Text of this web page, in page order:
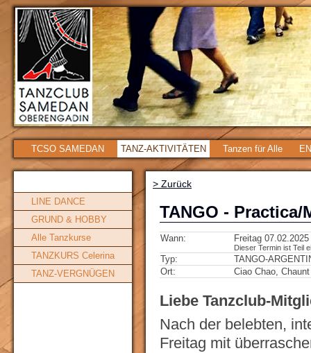
TCSO SAMEDAN TANZ-AKTIVITÄTEN Tanzen für Alle
LINE DANCE
GRUND & HOBBY
Alle Tanzkurse
TANZKURS Celerina
TANZ-VERGNÜGEN
> Zurück
TANGO -
Wann: Freitag
Dieser Termin ist Teil
Typ:
TANGO-
Ort:
Ciao Chao,
Liebe Tanzclub-
Nach der belebten,
Freitag mit